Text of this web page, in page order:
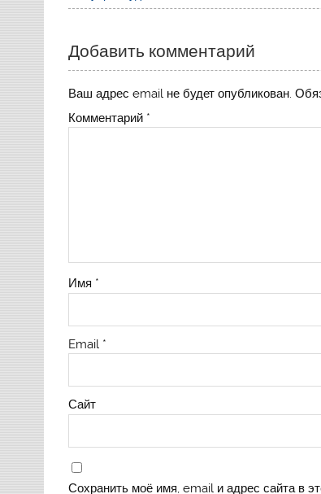
Добавить комментарий
Ваш адрес email не будет опубликован.
Комментарий *
Имя *
Email *
Сайт
Сохранить моё имя, email и адрес сайта в